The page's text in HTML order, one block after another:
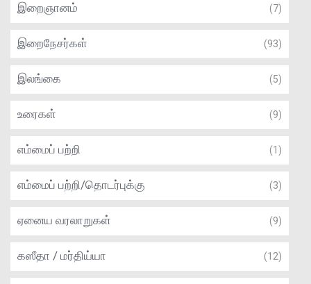
இறைஞானம் (7)
இறைநேசர்கள் (93)
இலங்கை (5)
உரைகள் (9)
எம்மைப் பற்றி (1)
எம்மைப் பற்றி/தொடர்புக்கு (3)
ஏனைய வரலாறுகள் (9)
கஸீதா / மர்திய்யா (12)